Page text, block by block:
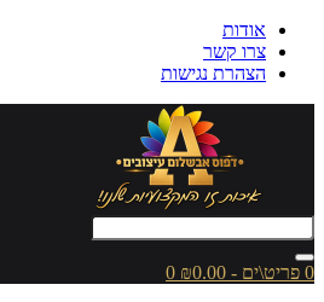
אודות
צרו קשר
הצהרת נגישות
0 פריט\ים - ₪0.00
0